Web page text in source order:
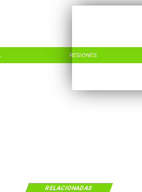
REGIONES
RELACIONADAS